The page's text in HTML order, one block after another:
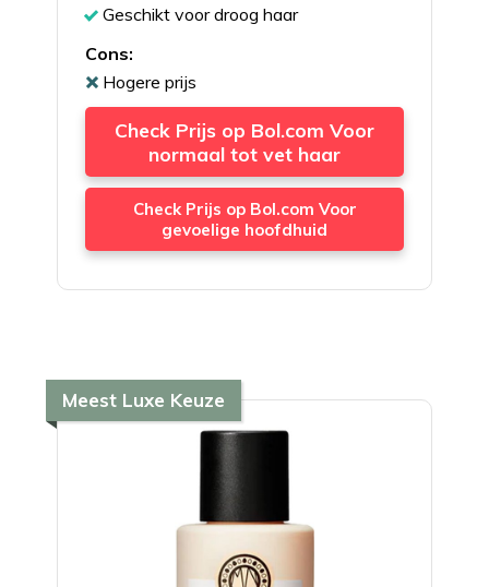
Geschikt voor droog haar
Cons:
Hogere prijs
Check Prijs op Bol.com Voor
normaal tot vet haar
Check Prijs op Bol.com Voor
gevoelige hoofdhuid
Meest Luxe Keuze